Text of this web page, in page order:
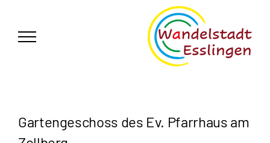
springen
Gartengeschoss des Ev. Pfarrhaus am